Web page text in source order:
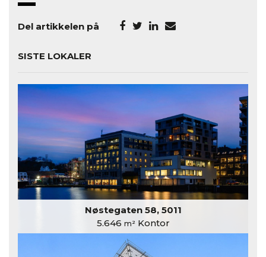
Del artikkelen på
SISTE LOKALER
Nøstegaten 58, 5011
5.646 m²Kontor